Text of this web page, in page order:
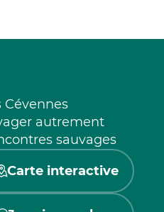
Cévennes
autrement
sauvages
Carte interactive